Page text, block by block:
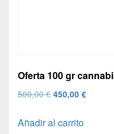
Oferta 100 gr
500,00€ El
original
450,00 €El
Añadir al carrito